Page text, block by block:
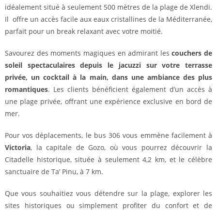
idéalement situé à seulement 500 mètres de la plage de Xlendi.
Il offre un accès facile aux eaux cristallines de la Méditerranée,
parfait pour un break relaxant avec votre moitié.
Savourez des moments magiques en admirant lescouchers de
soleil spectaculaires depuis le jacuzzi sur votre terrasse
privée, un cocktail à la main, dans une ambiance des plus
romantiques. Les clients bénéficient également d’un accès à
une plage privée, offrant une expérience exclusive en bord de
mer.
Pour vos déplacements, le bus 306 vous emmène facilement à
Victoria, la capitale de Gozo, où vous pourrez découvrir la
Citadelle historique, située à seulement 4,2 km, et le célèbre
sanctuaire de Ta’ Pinu, à 7 km.
Que vous souhaitiez vous détendre sur la plage, explorer les
sites historiques ou simplement profiter du confort et de